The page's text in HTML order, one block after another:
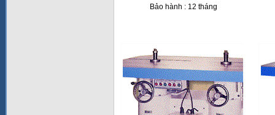
Bảo hành : 12 tháng